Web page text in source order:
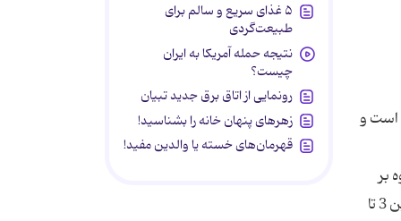
است و
بر
این آلو خشک حاوی سوربیتول و دی فنیل ایزاتین است که دو ماده‌ی ملین خوب محسوب می‌شوند. توصیه می‌کنیم روزانه بین 3 تا
۵ غذای سریع و سالم برای
طبیعت‌گردی
نتیجه حمله آمریکا به ایران
چیست؟
رونمایی از اتاق برق جدید تبیان
زهرهای پنهان خانه را بشناسید!
قهرمان‌های خسته یا والدین مفید!